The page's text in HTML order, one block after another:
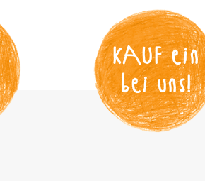
KAUF ein
bei uns!